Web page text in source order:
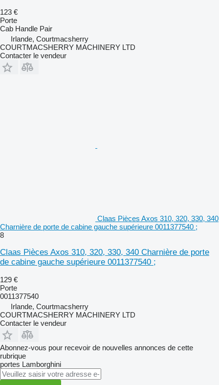
123 €
Porte
Cab Handle Pair
Irlande, Courtmacsherry
COURTMACSHERRY MACHINERY LTD
Contacter le vendeur
Claas Pièces Axos 310, 320, 330, 340
Charnière de porte de cabine gauche supérieure 0011377540 ;
8
Claas Pièces Axos 310, 320, 330, 340 Charnière de porte
de cabine gauche supérieure 0011377540 ;
129 €
Porte
0011377540
Irlande, Courtmacsherry
COURTMACSHERRY MACHINERY LTD
Contacter le vendeur
Abonnez-vous pour recevoir de nouvelles annonces de cette
rubrique
portes Lamborghini